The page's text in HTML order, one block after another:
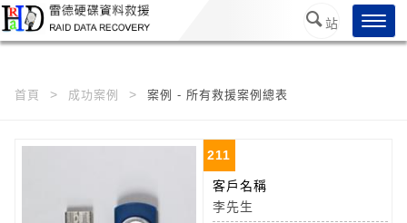
/**/
站
內搜
首頁 成功案例 案例 - 所有救援案例總表
211
客戶名稱
李先生